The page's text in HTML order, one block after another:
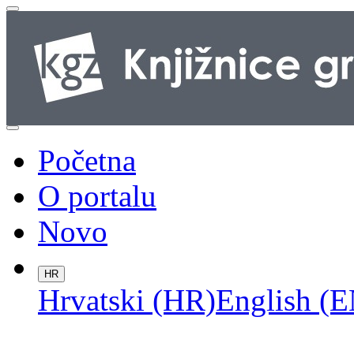
Početna
O portalu
Novo
HR
Hrvatski (HR)English